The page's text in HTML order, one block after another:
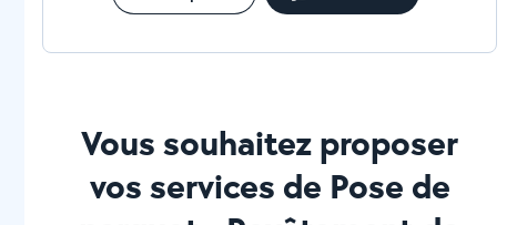
Vous souhaitez proposer
vos services de Pose de